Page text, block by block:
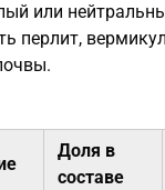
или
перлит,
Доля в
составе